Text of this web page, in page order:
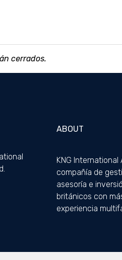
cerrados.
ABOUT
KNG International
compañía de
asesoría e
británicos con
experiencia